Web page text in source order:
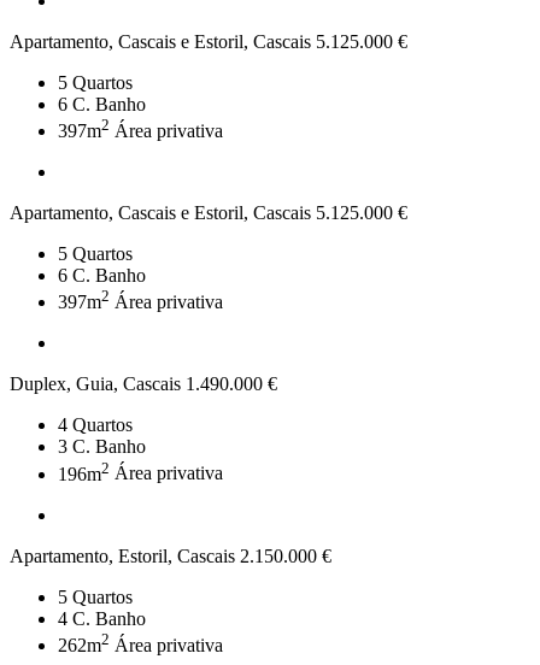
Apartamento, Cascais e Estoril, Cascais 5.125.000 €
5 Quartos
6 C. Banho
397m2 Área privativa
Apartamento, Cascais e Estoril, Cascais 5.125.000 €
5 Quartos
6 C. Banho
397m2 Área privativa
Duplex, Guia, Cascais 1.490.000 €
4 Quartos
3 C. Banho
196m2 Área privativa
Apartamento, Estoril, Cascais 2.150.000 €
5 Quartos
4 C. Banho
262m2 Área privativa